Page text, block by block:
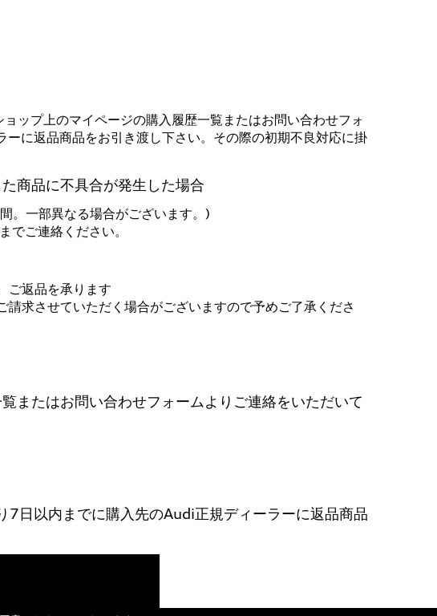
ップ上のマイページの購入履歴一覧またはお問い合わせフォ
に返品商品をお引き渡し下さい。その際の初期不良対応に掛
商品に不具合が発生した場合
。一部異なる場合がございます。)
ご連絡ください。
ご返品を承ります
求させていただく場合がございますので予めご了承くださ
またはお問い合わせフォームよりご連絡をいただいて
日以内までに購入先のAudi正規ディーラーに返品商品